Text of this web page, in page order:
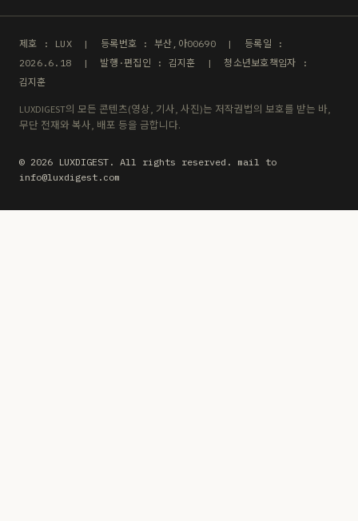
제호 : LUX | 등록번호 : 부산,아00690 | 등록일 :
2026.6.18 | 발행·편집인 : 김지훈 | 청소년보호책임자 :
김지훈
LUXDIGEST의 모든 콘텐츠(영상, 기사, 사진)는 저작권법의 보호를 받는 바,
무단 전재와 복사, 배포 등을 금합니다.
© 2026 LUXDIGEST. All rights reserved. mail to
info@luxdigest.com